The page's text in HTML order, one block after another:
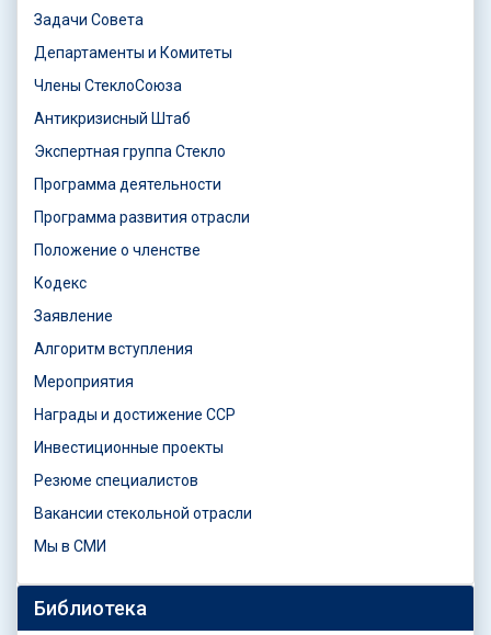
Задачи Совета
Департаменты и Комитеты
Члены СтеклоСоюза
Антикризисный Штаб
Экспертная группа Стекло
Программа деятельности
Программа развития отрасли
Положение о членстве
Кодекс
Заявление
Алгоритм вступления
Мероприятия
Награды и достижение ССР
Инвестиционные проекты
Резюме специалистов
Вакансии стекольной отрасли
Мы в СМИ
Библиотека